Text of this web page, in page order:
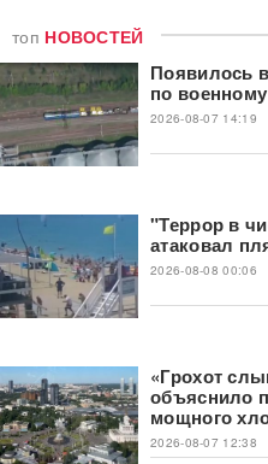
топ НОВОСТЕЙ
Появилось
по
2026-08-07 14:19
"Террор в
атаковал
2026-08-08 00:06
«Грохот
объяснило
мощного
2026-08-07 12:38